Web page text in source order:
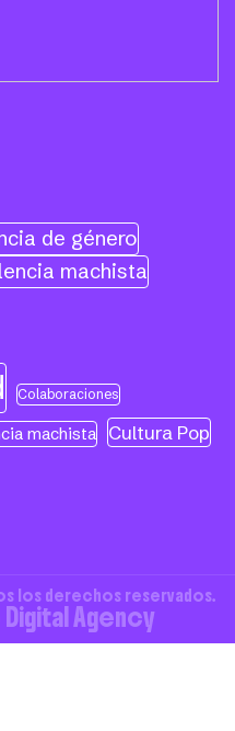
de género
machista
Colaboraciones
machista Cultura Pop
los derechos reservados.
Agency